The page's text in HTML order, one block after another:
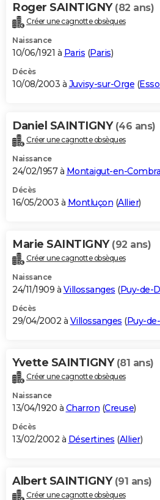
Roger SAINTIGNY (82 ans)
Créer une cagnotte obsèques
Naissance
10/06/1921 à Paris (Paris)
Décès
10/08/2003 à Juvisy-sur-Orge (
Daniel SAINTIGNY (46 ans)
Créer une cagnotte obsèques
Naissance
24/02/1957 à Montaigut-en-
Décès
16/05/2003 à Montluçon (Allier)
Marie SAINTIGNY (92 ans)
Créer une cagnotte obsèques
Naissance
24/11/1909 à Villossanges (Puy-de-
Décès
29/04/2002 à Villossanges (Puy-
Yvette SAINTIGNY (81 ans)
Créer une cagnotte obsèques
Naissance
13/04/1920 à Charron (Creuse)
Décès
13/02/2002 à Désertines (Allier)
Albert SAINTIGNY (91 ans)
Créer une cagnotte obsèques